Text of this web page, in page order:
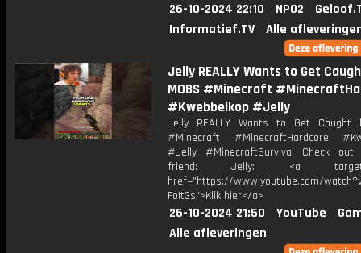
26-10-2024 22:10 NPO2
Informatief.TV
Alle
Jelly REALLY Wants to Get
MOBS #Minecraft
#Kwebbelkop #Jelly
Jelly REALLY Wants to Get Caught
#Minecraft #MinecraftHardcore
#Jelly #MinecraftSurvival Check
friend: Jelly: <a
href="https://www.youtube.com/
FoIt3s">Klik hier</a>
26-10-2024 21:50 YouTube
Alle afleveringen